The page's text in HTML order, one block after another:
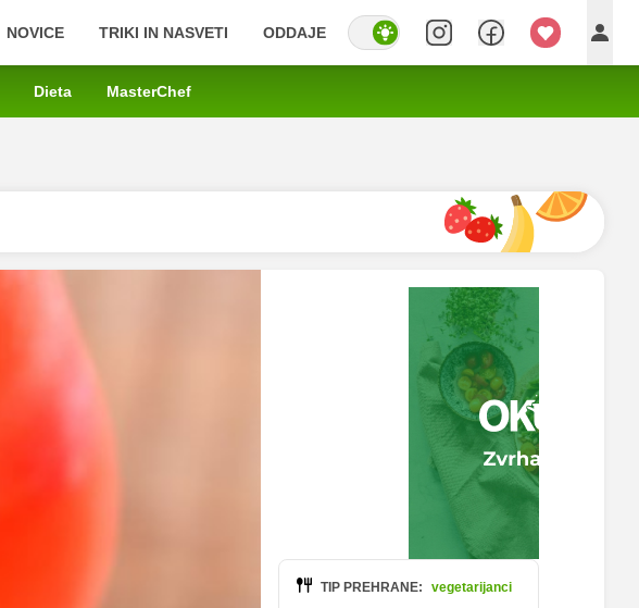
NOVICE TRIKI IN NASVETI ODDAJE
Dieta MasterChef
TIP PREHRANE: vegetarijanci